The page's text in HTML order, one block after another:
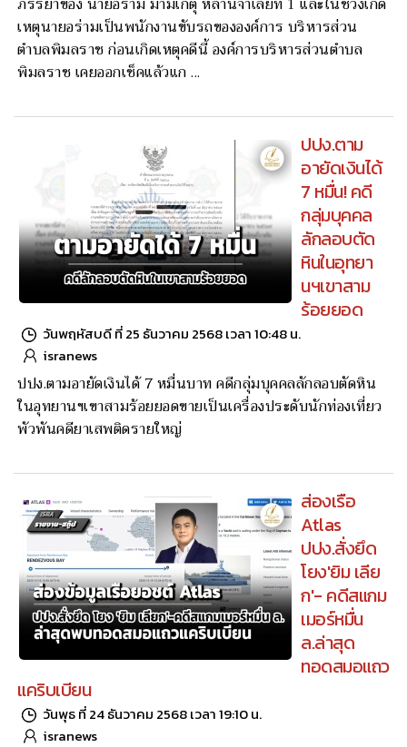
เหตุนายอร่ามเป็นพนักงานขับรถขององค์การ บริหารส่วน
ตำบลพิมลราช ก่อนเกิดเหตุคดีนี้ องค์การบริหารส่วนตำบล
พิมลราช เคยออกเช็คแล้วแก ...
ปปง.ตาม
อายัดเงินได้
7 หมื่น! คดี
กลุ่มบุคคล
ลักลอบตัด
หินในอุทยา
นฯเขาสาม
ร้อยยอด
วันพฤหัสบดี ที่ 25 ธันวาคม 2568 เวลา 10:48 น.
isranews
ปปง.ตามอายัดเงินได้ 7 หมื่นบาท คดีกลุ่มบุคคลลักลอบตัดหิน
ในอุทยานฯเขาสามร้อยยอดขายเป็นเครื่องประดับนักท่องเที่ยว
พัวพันคดียาเสพติดรายใหญ่
ส่องเรือ
Atlas
ปปง.สั่งยึด
โยง'ยิม เลีย
ก'- คดีสแกม
เมอร์หมื่น
ล.ล่าสุด
ทอดสมอแถว
แคริบเบียน
วันพุธ ที่ 24 ธันวาคม 2568 เวลา 19:10 น.
isranews